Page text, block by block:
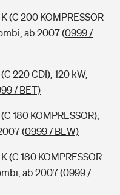
(C 200 KOMPRESSOR
ab 2007(0999 /
220 CDI), 120 kW,
/ BET)
180 KOMPRESSOR),
(0999 / BEW)
(C 180 KOMPRESSOR
ab 2007(0999 /